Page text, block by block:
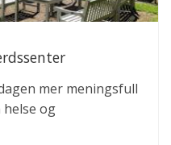
mer meningsfull
og